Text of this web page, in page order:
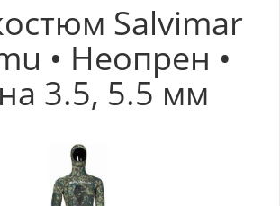
Salvimar
• Неопрен •
3.5, 5.5 мм